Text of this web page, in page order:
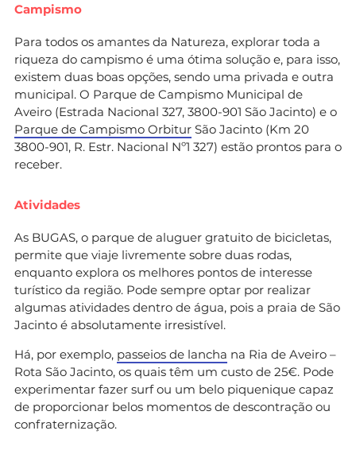
Campismo
Para todos os amantes da Natureza, explorar toda a
riqueza do campismo é uma ótima solução e, para isso,
existem duas boas opções, sendo uma privada e outra
municipal. O Parque de Campismo Municipal de
Aveiro (Estrada Nacional 327, 3800-901 São Jacinto) e o
Parque de Campismo Orbitur São Jacinto (Km 20
3800-901, R. Estr. Nacional Nº1 327) estão prontos para o
receber.
Atividades
As BUGAS, o parque de aluguer gratuito de bicicletas,
permite que viaje livremente sobre duas rodas,
enquanto explora os melhores pontos de interesse
turístico da região. Pode sempre optar por realizar
algumas atividades dentro de água, pois a praia de São
Jacinto é absolutamente irresistível.
Há, por exemplo, passeios de lancha na Ria de Aveiro –
Rota São Jacinto, os quais têm um custo de 25€. Pode
experimentar fazer surf ou um belo piquenique capaz
de proporcionar belos momentos de descontração ou
confraternização.